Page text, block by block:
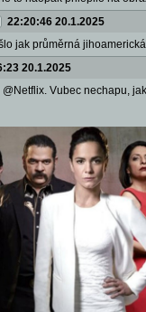
22:20:46 20.1.2025
jak průměrná
20.1.2025
Vubec nechapu,